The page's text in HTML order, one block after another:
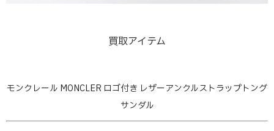
買取アイテム
モンクレール MONCLER ロゴ付き レザーアンクルストラップトング
サンダル